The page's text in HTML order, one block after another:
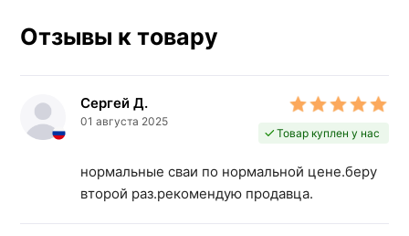
Отзывы к товару
Сергей Д.
01 августа 2025
Товар куплен у нас
нормальные сваи по нормальной цене.беру
второй раз.рекомендую продавца.